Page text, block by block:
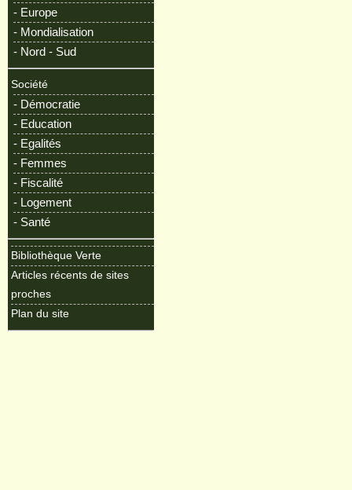
- Europe
- Mondialisation
- Nord - Sud
Société
- Démocratie
- Education
- Egalités
- Femmes
- Fiscalité
- Logement
- Santé
Bibliothèque Verte
Articles récents de sites
proches
Plan du site